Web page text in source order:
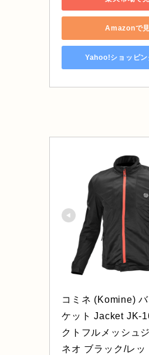
Amazonで
Yahoo!ショッピン
コミネ (Komine)
ケット Jacket JK-
クトフルメッシュ
ネオ ブラック/レッ